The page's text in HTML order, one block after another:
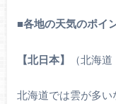
■各地の天気のポイ
【北日本】 （北海道
北海道では雲が多